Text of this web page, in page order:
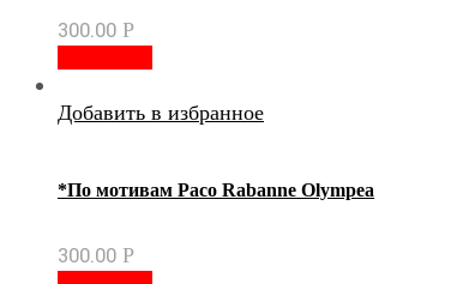
300.00 Р
Добавить в избранное
*По мотивам Paco Rabanne Olympea
300.00 Р